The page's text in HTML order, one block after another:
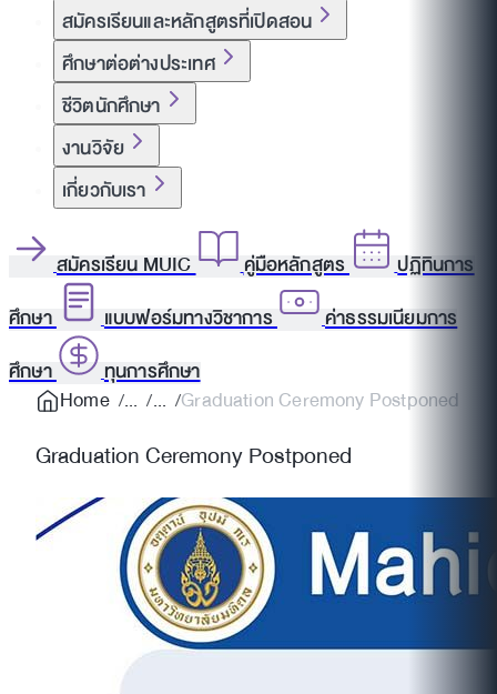
สมัครเรียนและหลักสูตรที่เปิดสอน
ศึกษาต่อต่างประเทศ
ชีวิตนักศึกษา
งานวิจัย
เกี่ยวกับเรา
สมัครเรียน MUIC คู่มือหลักสูตร
ปฏิทินการ
ศึกษา
แบบฟอร์มทางวิชาการ
ค่าธรรมเนียมการ
ศึกษา
ทุนการศึกษา
Home
Graduation Ceremony Postponed
Graduation Ceremony Postponed